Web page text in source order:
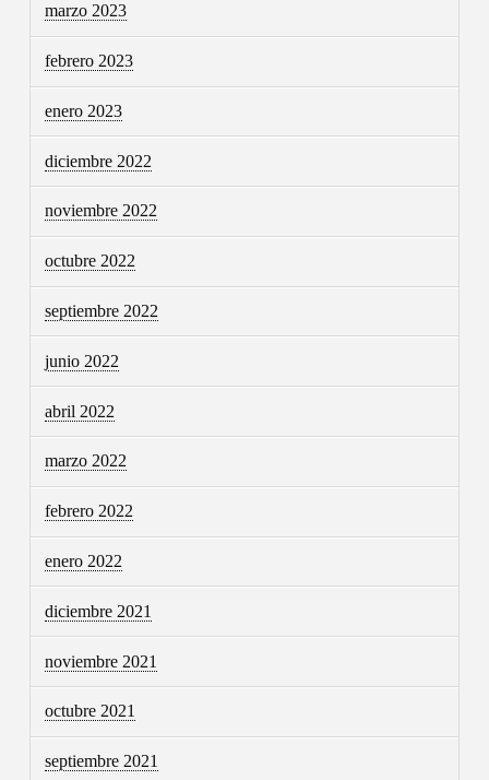
marzo 2023
febrero 2023
enero 2023
diciembre 2022
noviembre 2022
octubre 2022
septiembre 2022
junio 2022
abril 2022
marzo 2022
febrero 2022
enero 2022
diciembre 2021
noviembre 2021
octubre 2021
septiembre 2021